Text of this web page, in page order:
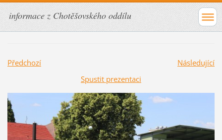
informace z Chotěšovského oddílu
Předchozí
Následující
Spustit prezentaci